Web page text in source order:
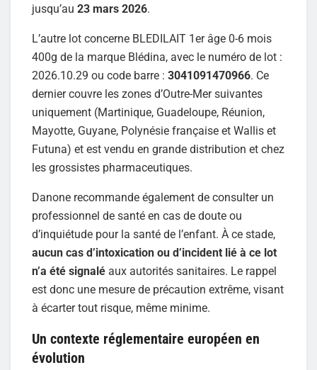
jusqu’au 23 mars 2026.
L’autre lot concerne BLEDILAIT 1er âge 0-6 mois
400g de la marque Blédina, avec le numéro de lot :
2026.10.29 ou code barre : 3041091470966. Ce
dernier couvre les zones d’Outre-Mer suivantes
uniquement (Martinique, Guadeloupe, Réunion,
Mayotte, Guyane, Polynésie française et Wallis et
Futuna) et est vendu en grande distribution et chez
les grossistes pharmaceutiques.
Danone recommande également de consulter un
professionnel de santé en cas de doute ou
d’inquiétude pour la santé de l’enfant. À ce stade,
aucun cas d’intoxication ou d’incident lié à ce lot
n’a été signalé aux autorités sanitaires. Le rappel
est donc une mesure de précaution extrême, visant
à écarter tout risque, même minime.
Un contexte réglementaire européen en
évolution